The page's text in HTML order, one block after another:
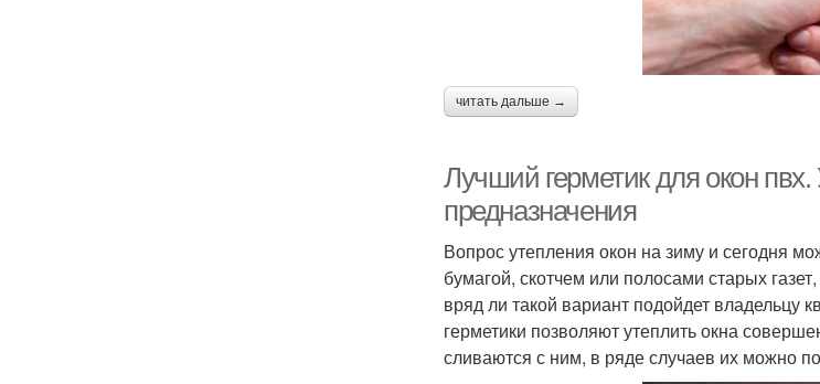
читать дальше →
Лучший герметик для окон
предназначения
Вопрос утепления окон на зиму и сегодня
бумагой, скотчем или полосами старых
вряд ли такой вариант подойдет владельцу
герметики позволяют утеплить окна
сливаются с ним, в ряде случаев их можно